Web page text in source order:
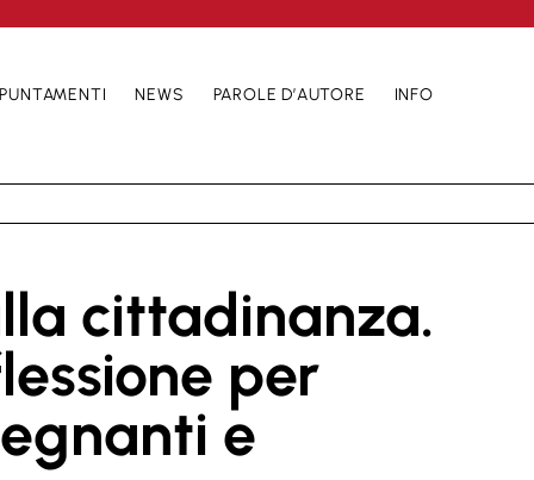
NEWS PAROLE D’AUTORE INFO
cittadinanza.
per
e